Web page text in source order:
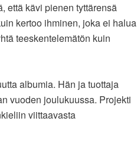
että kävi pienen tyttärensä
kertoo ihminen, joka ei halua
teeskentelemätön kuin
albumia. Hän ja tuottaja
vuoden joulukuussa. Projekti
viittaavasta